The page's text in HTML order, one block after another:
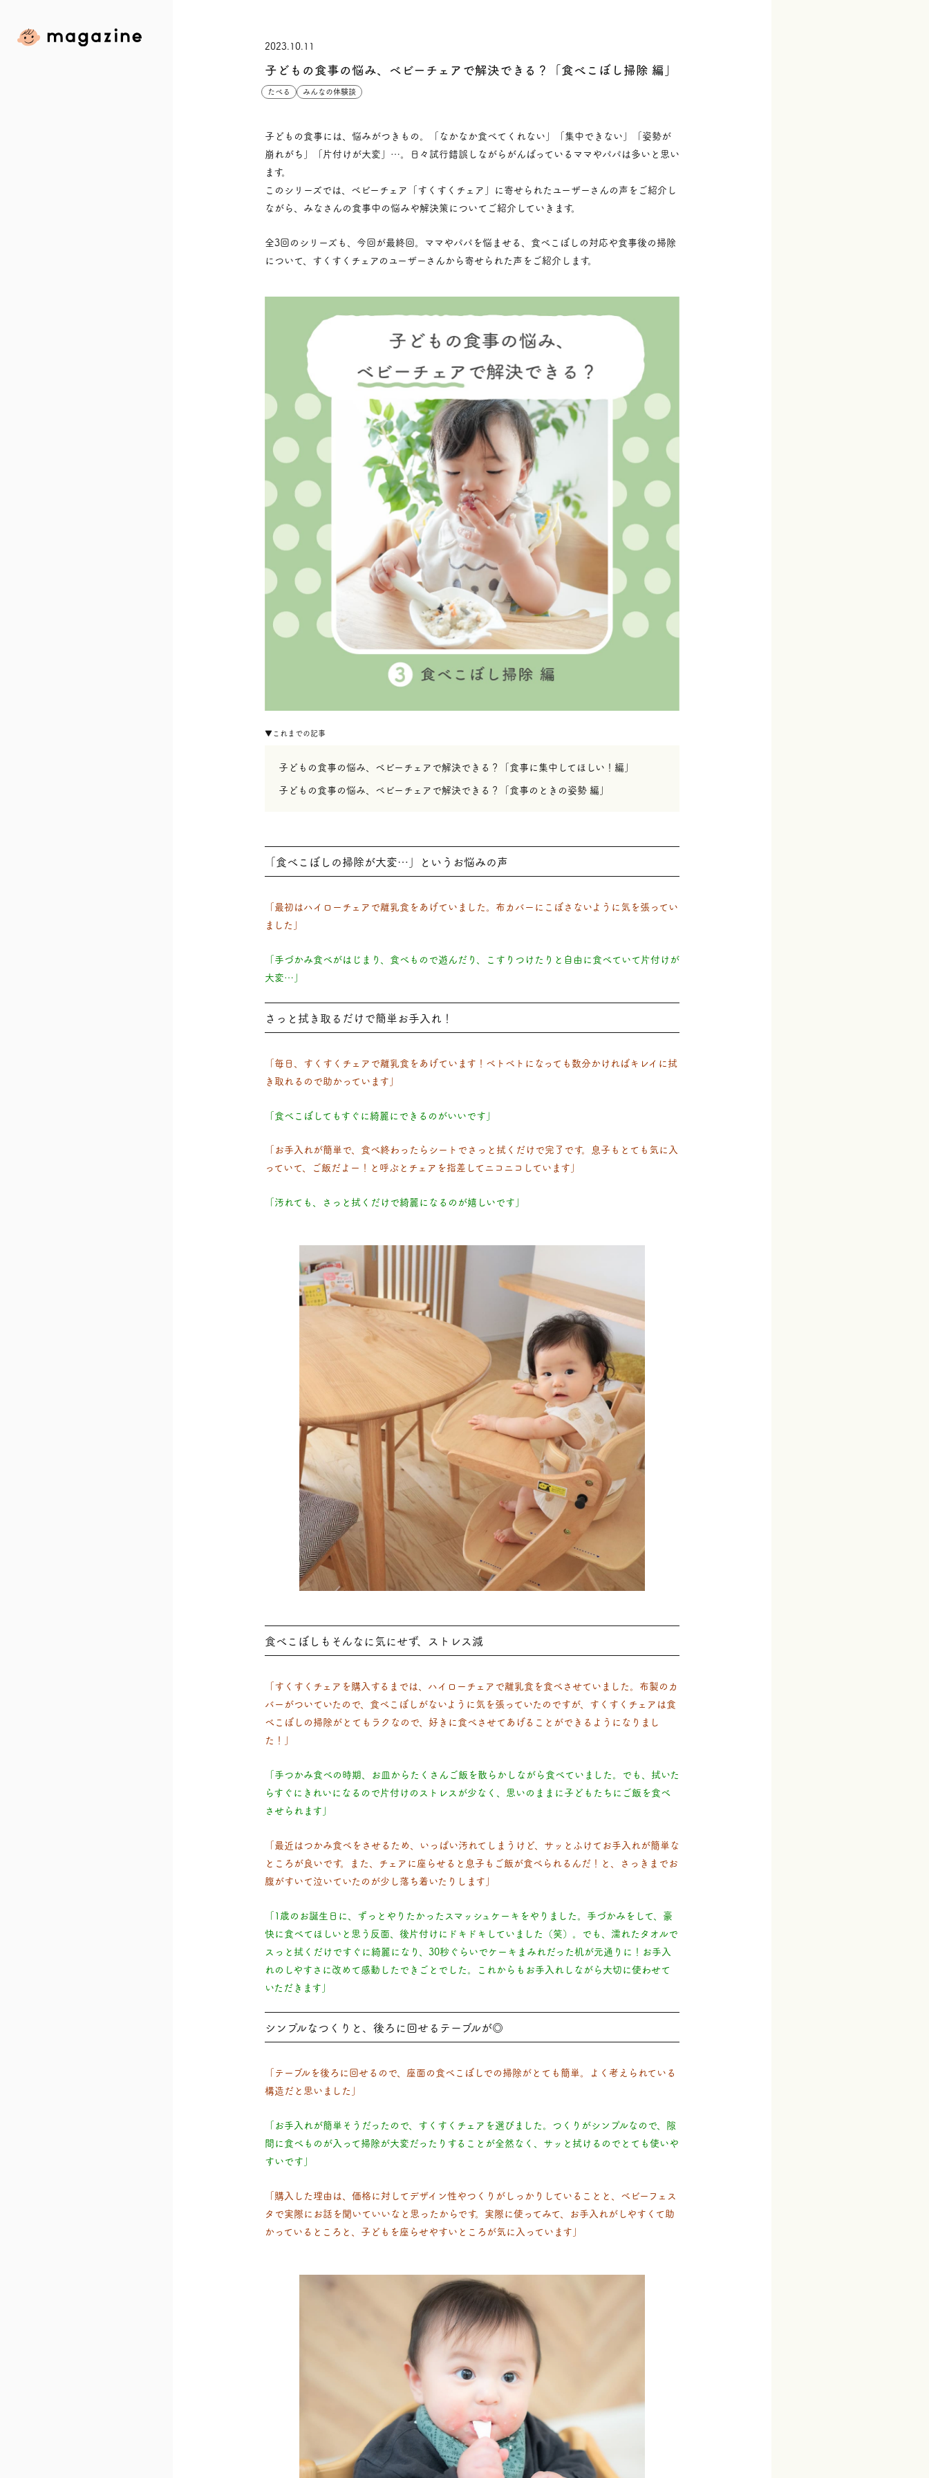
2023.10.11
子どもの食事の悩み、ベビーチェアで解決できる？「食べこぼし掃除 編」
たべる みんなの体験談
子どもの食事には、悩みがつきもの。「なかなか食べてくれない」「集中できない」「姿勢が
崩れがち」「片付けが大変」…。日々試行錯誤しながらがんばっているママやパパは多いと思い
ます。
このシリーズでは、ベビーチェア「すくすくチェア」に寄せられたユーザーさんの声をご紹介し
ながら、みなさんの食事中の悩みや解決策についてご紹介していきます。
全3回のシリーズも、今回が最終回。ママやパパを悩ませる、食べこぼしの対応や食事後の掃除
について、すくすくチェアのユーザーさんから寄せられた声をご紹介します。
▼これまでの記事
子どもの食事の悩み、ベビーチェアで解決できる？「食事に集中してほしい！編」
子どもの食事の悩み、ベビーチェアで解決できる？「食事のときの姿勢 編」
「食べこぼしの掃除が大変…」というお悩みの声
「最初はハイローチェアで離乳食をあげていました。布カバーにこぼさないように気を張ってい
ました」
「手づかみ食べがはじまり、食べもので遊んだり、こすりつけたりと自由に食べていて片付けが
大変…」
さっと拭き取るだけで簡単お手入れ！
「毎日、すくすくチェアで離乳食をあげています！ベトベトになっても数分かければキレイに拭
き取れるので助かっています」
「食べこぼしてもすぐに綺麗にできるのがいいです」
「お手入れが簡単で、食べ終わったらシートでさっと拭くだけで完了です。息子もとても気に入
っていて、ご飯だよー！と呼ぶとチェアを指差してニコニコしています」
「汚れても、さっと拭くだけで綺麗になるのが嬉しいです」
食べこぼしもそんなに気にせず、ストレス減
「すくすくチェアを購入するまでは、ハイローチェアで離乳食を食べさせていました。布製のカ
バーがついていたので、食べこぼしがないように気を張っていたのですが、すくすくチェアは食
べこぼしの掃除がとてもラクなので、好きに食べさせてあげることができるようになりまし
た！」
「手つかみ食べの時期、お皿からたくさんご飯を散らかしながら食べていました。でも、拭いた
らすぐにきれいになるので片付けのストレスが少なく、思いのままに子どもたちにご飯を食べ
させられます」
「最近はつかみ食べをさせるため、いっぱい汚れてしまうけど、サッとふけてお手入れが簡単な
ところが良いです。また、チェアに座らせると息子もご飯が食べられるんだ！と、さっきまでお
腹がすいて泣いていたのが少し落ち着いたりします」
「1歳のお誕生日に、ずっとやりたかったスマッシュケーキをやりました。手づかみをして、豪
快に食べてほしいと思う反面、後片付けにドキドキしていました（笑）。でも、濡れたタオルで
スっと拭くだけですぐに綺麗になり、30秒ぐらいでケーキまみれだった机が元通りに！お手入
れのしやすさに改めて感動したできごとでした。これからもお手入れしながら大切に使わせて
いただきます」
シンプルなつくりと、後ろに回せるテーブルが◎
「テーブルを後ろに回せるので、座面の食べこぼしでの掃除がとても簡単。よく考えられている
構造だと思いました」
「お手入れが簡単そうだったので、すくすくチェアを選びました。つくりがシンプルなので、隙
間に食べものが入って掃除が大変だったりすることが全然なく、サッと拭けるのでとても使いや
すいです」
「購入した理由は、価格に対してデザイン性やつくりがしっかりしていることと、ベビーフェス
タで実際にお話を聞いていいなと思ったからです。実際に使ってみて、お手入れがしやすくて助
かっているところと、子どもを座らせやすいところが気に入っています」